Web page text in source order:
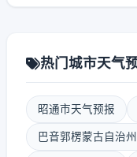
热门城市天气
昭通市天气预报
巴音郭楞蒙古自治